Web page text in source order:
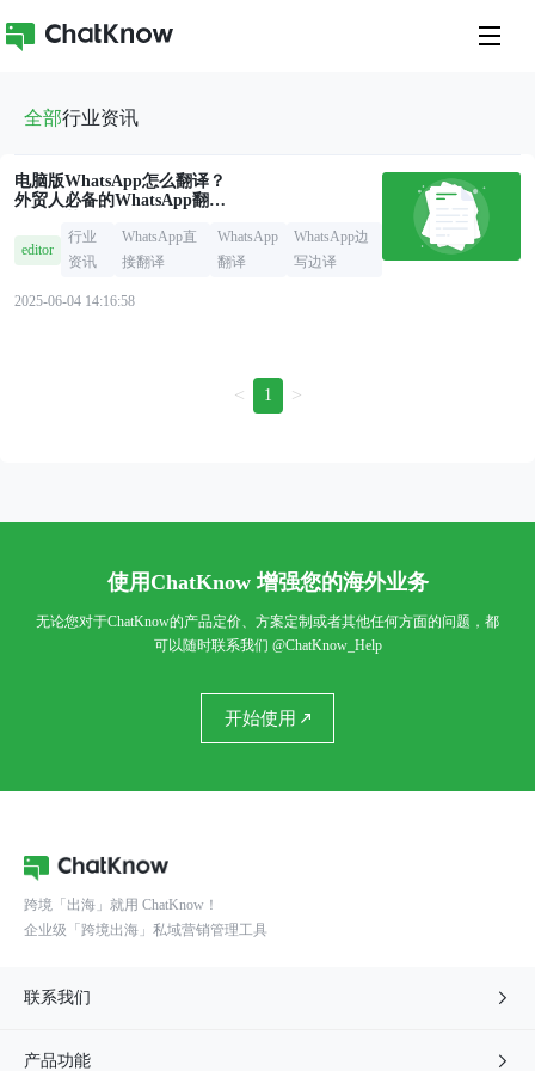
全部行业资讯
电脑版WhatsApp怎么翻译？
外贸人必备的WhatsApp翻译
editor
行业
资讯
WhatsApp直
接翻译
WhatsApp
翻译
WhatsApp边
写边译
2025-06-04 14:16:58
< 1 >
使用ChatKnow 增强您的海外业务
无论您对于ChatKnow的产品定价、方案定制或者其他任何方面的问题，都
可以随时联系我们 @ChatKnow_Help
开始使用
跨境「出海」就用 ChatKnow！
企业级「跨境出海」私域营销管理工具
联系我们 
产品功能 